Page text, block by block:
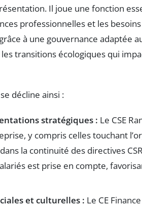
Il joue une fonction
professionnelles et les
à une gouvernance adaptée
transitions écologiques qui
décline ainsi :
stratégiques : Le CSE
y compris celles touchant
la continuité des directives
est prise en compte,
et culturelles : Le CE